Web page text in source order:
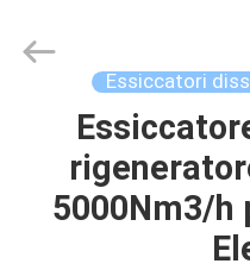
CASA
PRODOTTI
Technology
Essiccatori
5000Nm3/h